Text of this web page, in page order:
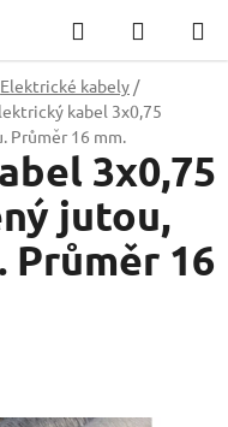
Search
CART
Elektrické kabely /
kabel 3x0,75
Průměr 16 mm.
3x0,75
jutou,
Průměr 16